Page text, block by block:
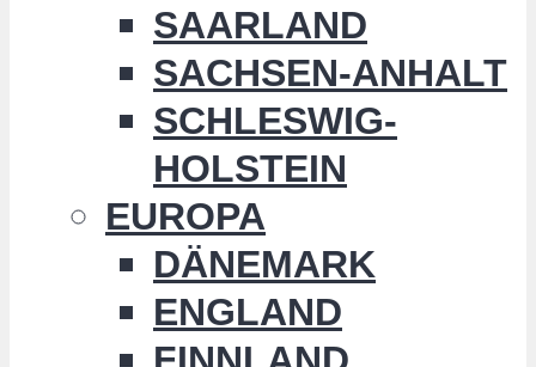
SAARLAND
SACHSEN-ANHALT
SCHLESWIG-
HOLSTEIN
EUROPA
DÄNEMARK
ENGLAND